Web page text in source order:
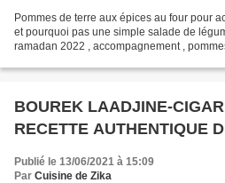
Pommes de terre aux épices au four pour
et pourquoi pas une simple salade de
ramadan 2022 , accompagnement ,
BOUREK LAADJINE-
RECETTE AUTHENTIQUE
Publié le 13/06/2021 à 15:09
Par Cuisine de Zika